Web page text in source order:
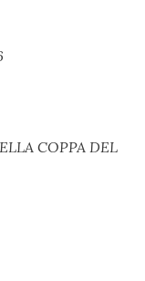
COPPA DEL